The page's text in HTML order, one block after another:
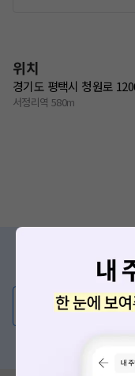
위치
경기도 평택시 청원로
서정리역 580m
증상/치
의
💬 무엇이든 물어보